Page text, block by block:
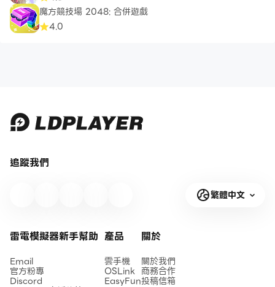
魔方競技場 2048: 合併遊戲
4.0
追蹤我們
繁體中文
雷電模擬器新手幫助
Email
官方粉專
Discord
產品
雲手機
OSLink
EasyFun
關於
關於我們
商務合作
投稿信箱